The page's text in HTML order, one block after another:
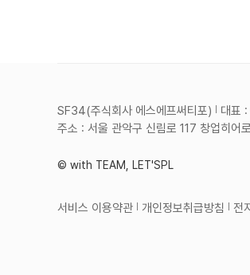
SF34(주식회사 에스에프써티포) 대표 :
주소 : 서울 관악구 신림로 117 창업히어
© with TEAM, LET'SPL
서비스 이용약관 개인정보취급방침 전